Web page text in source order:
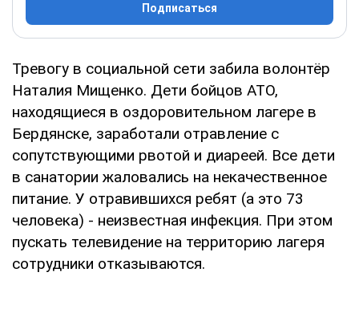
Подписаться
Тревогу в социальной сети забила волонтёр
Наталия Мищенко. Дети бойцов АТО,
находящиеся в оздоровительном лагере в
Бердянске, заработали отравление с
сопутствующими рвотой и диареей. Все дети
в санатории жаловались на некачественное
питание. У отравившихся ребят (а это 73
человека) - неизвестная инфекция. При этом
пускать телевидение на территорию лагеря
сотрудники отказываются.